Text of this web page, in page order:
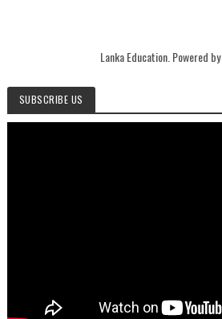
Lanka Education. Powered by
SUBSCRIBE US